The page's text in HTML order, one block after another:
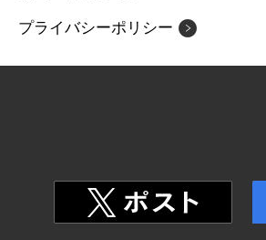
プライバシーポリシー